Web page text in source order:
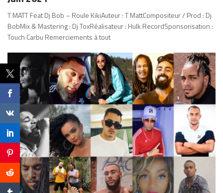
T MATT Feat Dj Bob – Roule KikiAuteur : T MattCompositeur / Prod : Dj
BobMix & Mastering : Dj ToxRéalisateur : Hulk RecordSponsorisation :
Touch Carbu Remerciements à tout